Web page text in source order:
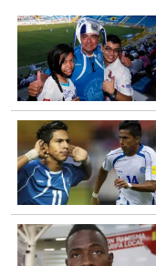
1
minute,
34
seconds